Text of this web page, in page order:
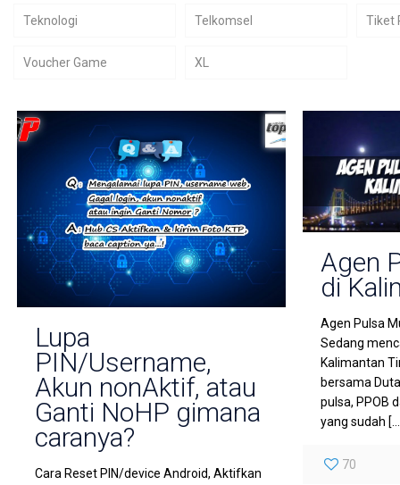
Teknologi Telkomsel Tiket
Voucher Game XL
Lupa
PIN/Username,
Akun nonAktif, atau
Ganti NoHP gimana
caranya?
Cara Reset PIN/device Android, Aktifkan
Agen
di
Agen Pulsa
Sedang
Kalimantan
bersama
pulsa, PPOB
yang sudah
70